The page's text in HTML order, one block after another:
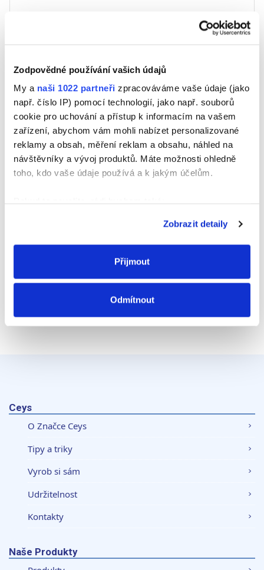
Zodpovědné používání vašich údajů
My a naši 1022 partneři zpracováváme vaše údaje (jako
např. číslo IP) pomocí technologií, jako např. souborů
cookie pro uchování a přístup k informacím na vašem
zařízení, abychom vám mohli nabízet personalizované
reklamy a obsah, měření reklam a obsahu, náhled na
návštěvníky a vývoj produktů. Máte možnosti ohledně
toho, kdo vaše údaje používá a k jakým účelům.
poloze, které mohou být přesné na několik metrů
Identifikovali vaše zařízení pomocí aktivního
skenování pro konkrétní charakteristiky (otisk prstu)
Zjistěte více o tom, jak zpracováváme vaše osobní
Svůj souhlas můžete kdykoliv změnit nebo odvolat v
části Prohlášení o souborech cookie.
analýzy. Partneři tyto údaje mohou zkombinovat s
dalšími informacemi, které jste jim poskytli nebo které
získali v důsledku toho, že používáte jejich služby.
Zobrazit detaily
Přijmout
Odmítnout
Jméno
E-mail
Ceys
O Značce Ceys
Tipy a triky
Vyrob si sám
Udržitelnost
Kontakty
Naše Produkty